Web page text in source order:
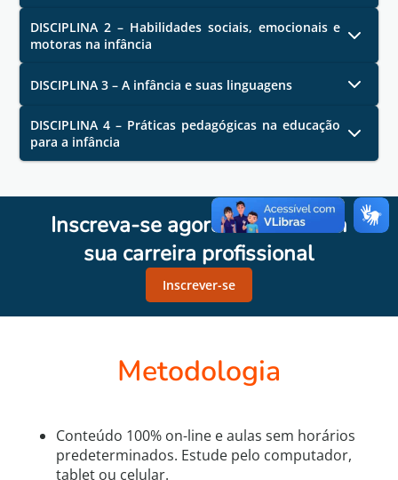
DISCIPLINA 2 – Habilidades sociais, emocionais e
motoras na infância
DISCIPLINA 3 – A infância e suas linguagens
DISCIPLINA 4 – Práticas pedagógicas na educação
para a infância
Inscreva-se agora e avance em
sua carreira profissional
Inscrever-se
Metodologia
Conteúdo 100% on-line e aulas sem horários
predeterminados. Estude pelo computador,
tablet ou celular.